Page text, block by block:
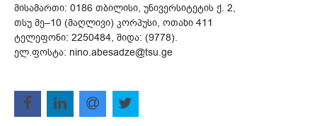
მისამართი: 0186 თბილისი, უნივერსიტეტის ქ. 2,
თსუ მე–10 (მაღლივი) კორპუსი, ოთახი 411
ტელეფონი: 2250484, შიდა: (9778).
ელ.ფოსტა: nino.abesadze@tsu.ge